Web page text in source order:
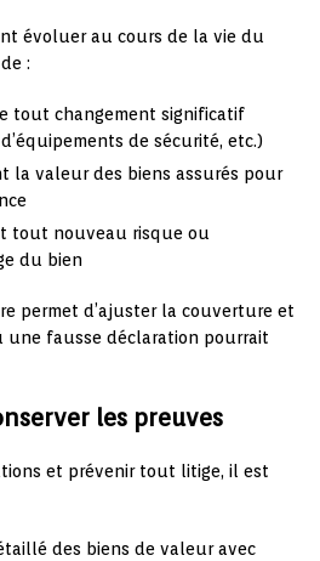
évoluer au cours de la vie du
de :
tout changement significatif
de sécurité, etc.)
la valeur des biens assurés pour
tout nouveau risque ou
du bien
permet d’ajuster la couverture et
une fausse déclaration pourrait
les preuves
et prévenir tout litige, il est
des biens de valeur avec